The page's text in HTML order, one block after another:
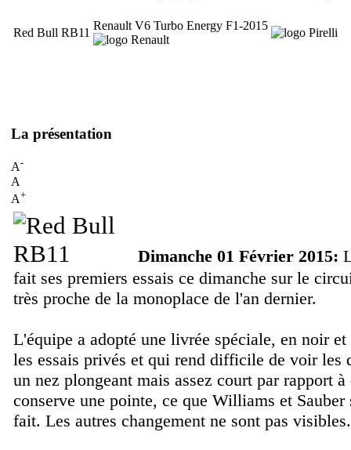
Red Bull RB11
Renault V6 Turbo Energy F1-2015
La présentation
A-
A
A+
Dimanche 01 Février 2015:
fait ses premiers essais ce dimanche sur le
très proche de la monoplace de l'an dernier.
L'équipe a adopté une livrée spéciale, en noir
les essais privés et qui rend difficile de voir les
un nez plongeant mais assez court par rapport
conserve une pointe, ce que Williams et
fait. Les autres changement ne sont pas visibles.